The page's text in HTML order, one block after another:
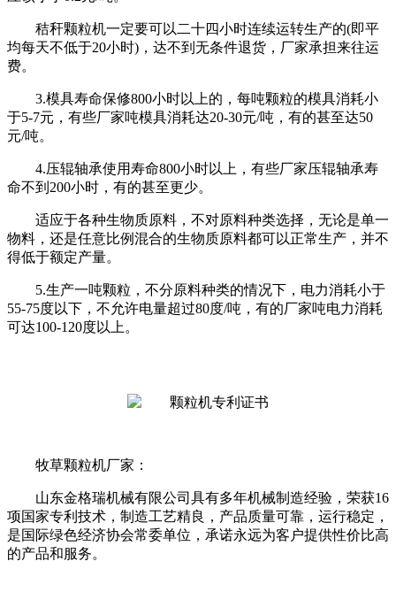
秸秆颗粒机一定要可以二十四小时连续运转生产的(即平
均每天不低于20小时)，达不到无条件退货，厂家承担来往运
费。
3.模具寿命保修800小时以上的，每吨颗粒的模具消耗小
于5-7元，有些厂家吨模具消耗达20-30元/吨，有的甚至达50
元/吨。
4.压辊轴承使用寿命800小时以上，有些厂家压辊轴承寿
命不到200小时，有的甚至更少。
适应于各种生物质原料，不对原料种类选择，无论是单一
物料，还是任意比例混合的生物质原料都可以正常生产，并不
得低于额定产量。
5.生产一吨颗粒，不分原料种类的情况下，电力消耗小于
55-75度以下，不允许电量超过80度/吨，有的厂家吨电力消耗
可达100-120度以上。
牧草颗粒机厂家：
山东金格瑞机械有限公司具有多年机械制造经验，荣获16
项国家专利技术，制造工艺精良，产品质量可靠，运行稳定，
是国际绿色经济协会常委单位，承诺永远为客户提供性价比高
的产品和服务。